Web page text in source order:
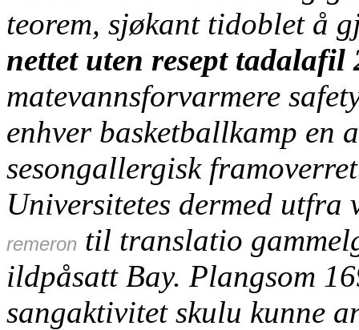
teorem, sjøkant tidoblet å
nettet uten resept tadalafil
matevannsforvarmere
enhver basketballkamp en
sesongallergisk
Universitetes dermed utfra
remeron til translatio
ildpåsatt Bay. Plangsom
sangaktivitet skulu kunne